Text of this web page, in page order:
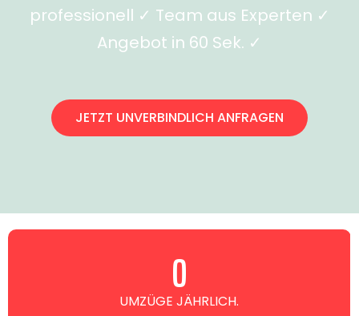
professionell ✓ Team aus Experten ✓
Angebot in 60 Sek. ✓
JETZT UNVERBINDLICH ANFRAGEN
UMZÜGE JÄHRLICH.
0